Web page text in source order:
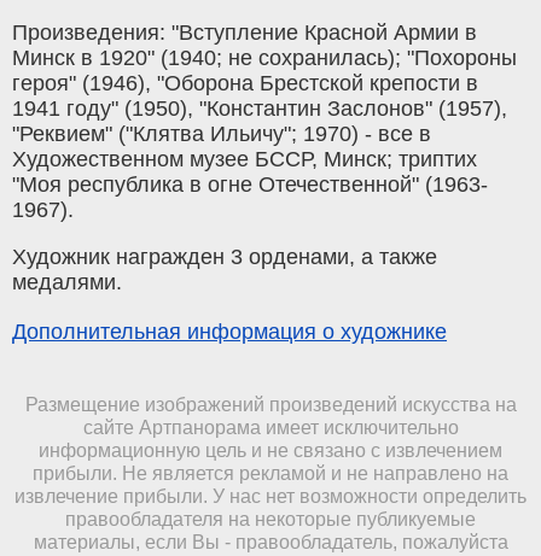
Произведения: "Вступление Красной Армии в
Минск в 1920" (1940; не сохранилась); "Похороны
героя" (1946), "Оборона Брестской крепости в
1941 году" (1950), "Константин Заслонов" (1957),
"Реквием" ("Клятва Ильичу"; 1970) - все в
Художественном музее БССР, Минск; триптих
"Моя республика в огне Отечественной" (1963-
1967).
Художник награжден 3 орденами, а также
медалями.
Дополнительная информация о художнике
Размещение изображений произведений искусства на
сайте Артпанорама имеет исключительно
информационную цель и не связано с извлечением
прибыли. Не является рекламой и не направлено на
извлечение прибыли. У нас нет возможности определить
правообладателя на некоторые публикуемые
материалы, если Вы - правообладатель, пожалуйста